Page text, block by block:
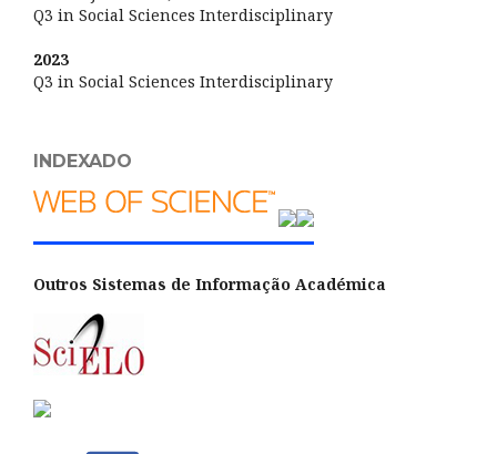
Q3 in Social Sciences Interdisciplinary
2023
Q3 in Social Sciences Interdisciplinary
INDEXADO
Outros Sistemas de Informação Académica